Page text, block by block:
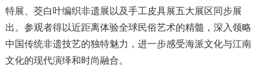
特展、茭白叶编织非遗展以及手工皮具展五大展区同步展
出。参观者得以近距离体验全球民俗艺术的精髓，深入领略
中国传统非遗技艺的独特魅力，进一步感受海派文化与江南
文化的现代演绎和时尚融合。